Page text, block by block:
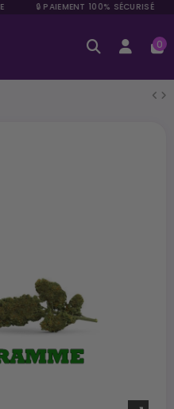
🔒 PAIEMENT 100% SÉCURISÉ
0